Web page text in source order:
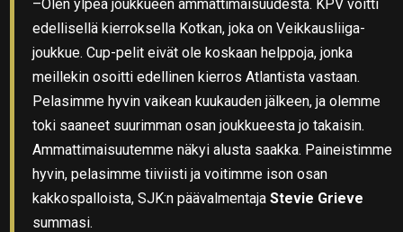
–Olen ylpeä joukkueen ammattimaisuudesta. KPV voitti
edellisellä kierroksella Kotkan, joka on Veikkausliiga-
joukkue. Cup-pelit eivät ole koskaan helppoja, jonka
meillekin osoitti edellinen kierros Atlantista vastaan.
Pelasimme hyvin vaikean kuukauden jälkeen, ja olemme
toki saaneet suurimman osan joukkueesta jo takaisin.
Ammattimaisuutemme näkyi alusta saakka. Paineistimme
hyvin, pelasimme tiiviisti ja voitimme ison osan
kakkospalloista, SJK:n päävalmentajaStevie Grieve
summasi.